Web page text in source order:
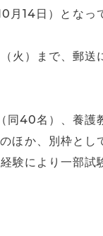
月14日）となっ
火）まで、郵送
同40名）、養護
ほか、別枠とし
験により一部試